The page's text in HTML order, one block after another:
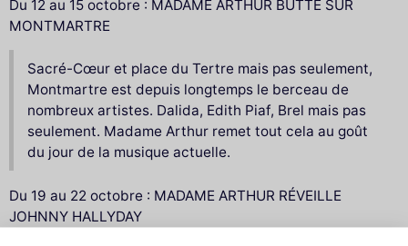
Du 12 au 15 octobre : MADAME ARTHUR BUTTE SUR
MONTMARTRE
Sacré-Cœur et place du Tertre mais pas seulement,
Montmartre est depuis longtemps le berceau de
nombreux artistes. Dalida, Edith Piaf, Brel mais pas
seulement. Madame Arthur remet tout cela au goût
du jour de la musique actuelle.
Du 19 au 22 octobre : MADAME ARTHUR RÉVEILLE
JOHNNY HALLYDAY